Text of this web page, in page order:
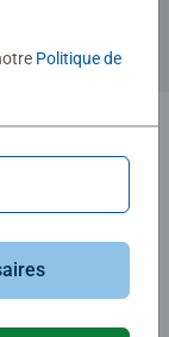
et jeux de
Politique de